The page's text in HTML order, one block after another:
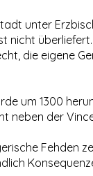
unter
nicht
die eigene
um 1300
neben der
Fehden